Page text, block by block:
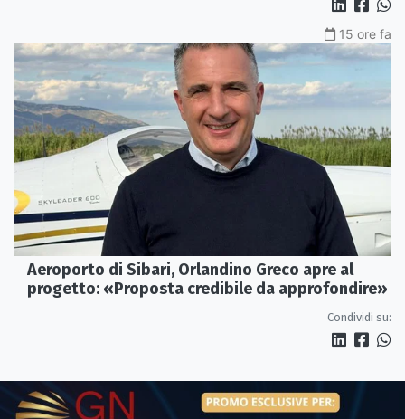
15 ore fa
Aeroporto di Sibari, Orlandino Greco apre al
progetto: «Proposta credibile da approfondire»
Condividi su: